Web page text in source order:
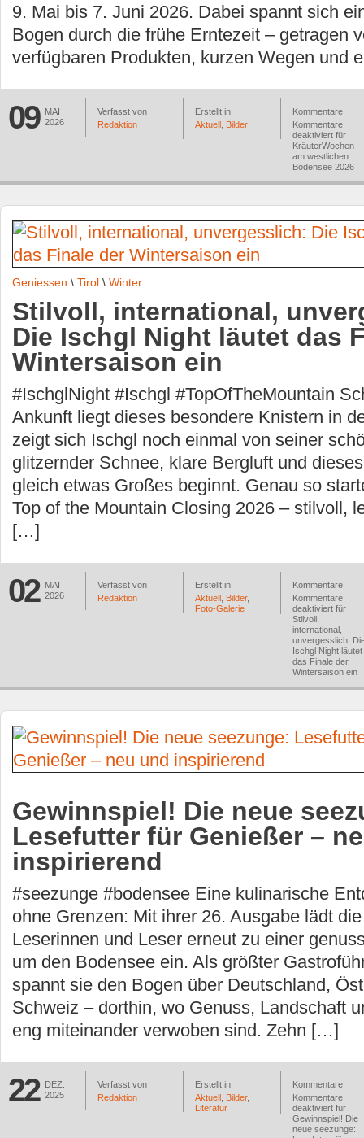
9. Mai bis 7. Juni 2026. Dabei spannt sich
Bogen durch die frühe Erntezeit – getragen
verfügbaren Produkten, kurzen Wegen und
09
MAI
2026
Verfasst von
Redaktion
Erstellt in
Aktuell Bilder
Kommentare
Kommentare
deaktiviert für
KräuterWochen
am westlichen
Bodensee 2026
Geniessen \ Tirol \ Winter
Stilvoll, international,
Die Ischgl Night läutet das
Wintersaison ein
#IschglNight #Ischgl #TopOfTheMountain
Ankunft liegt dieses besondere Knistern in
zeigt sich Ischgl noch einmal von seiner
glitzernder Schnee, klare Bergluft und
gleich etwas Großes beginnt. Genau so
Top of the Mountain Closing 2026 – stilvoll,
[…]
02
MAI
2026
Verfasst von
Redaktion
Erstellt in
Aktuell Bilder,
Foto-Galerie
Kommentare
Kommentare
deaktiviert für
Stilvoll,
international,
unvergesslich:
Ischgl Night läutet
das Finale der
Wintersaison ein
Gewinnspiel! Die neue
Lesefutter für Genießer –
inspirierend
#seezunge #bodensee Eine kulinarische
ohne Grenzen: Mit ihrer 26. Ausgabe lädt
Leserinnen und Leser erneut zu einer
um den Bodensee ein. Als größter
spannt sie den Bogen über Deutschland,
Schweiz – dorthin, wo Genuss, Landschaft
eng miteinander verwoben sind. Zehn […]
22
DEZ.
2025
Verfasst von
Redaktion
Erstellt in
Aktuell Bilder,
Literatur
Kommentare
Kommentare
deaktiviert für
Gewinnspiel! Die
neue seezunge: